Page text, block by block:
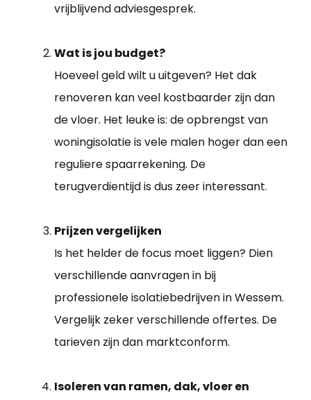
vrijblijvend adviesgesprek.
Wat is jou budget?
Hoeveel geld wilt u uitgeven? Het dak
renoveren kan veel kostbaarder zijn dan
de vloer. Het leuke is: de opbrengst van
woningisolatie is vele malen hoger dan een
reguliere spaarrekening. De
terugverdientijd is dus zeer interessant.
Prijzen vergelijken
Is het helder de focus moet liggen? Dien
verschillende aanvragen in bij
professionele isolatiebedrijven in Wessem.
Vergelijk zeker verschillende offertes. De
tarieven zijn dan marktconform.
Isoleren van ramen, dak, vloer en